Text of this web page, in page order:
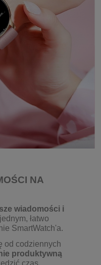
NA
wiadomości i
łatwo
SmartWatch'a.
od codziennych
produktywną